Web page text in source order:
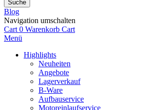
Suche
Blog
Navigation umschalten
Cart 0 Warenkorb Cart
Menü
Highlights
Neuheiten
Angebote
Lagerverkauf
B-Ware
Aufbauservice
Motoreinlaufservice